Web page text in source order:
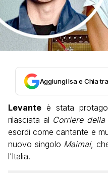
Aggiungi Isa e Chia
Levante è stata
rilasciata al Corriere della
esordi come cantante e
nuovo singolo Maimai,
l’Italia.